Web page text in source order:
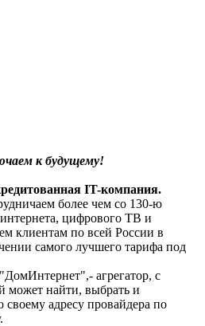
к будущему!
IT-компания.
более чем со 130-ю
цифрового ТВ и
клиентам по всей России в
самого лучшего тарифа под
агрегатор, с
может найти, выбрать и
адресу провайдера по